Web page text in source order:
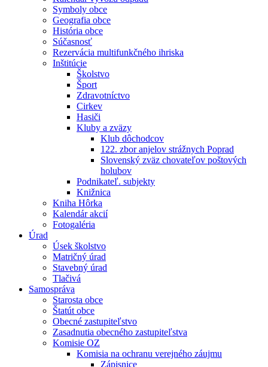
Symboly obce
Geografia obce
História obce
Súčasnosť
Rezervácia multifunkčného ihriska
Inštitúcie
Školstvo
Šport
Zdravotníctvo
Cirkev
Hasiči
Kluby a zväzy
Klub dôchodcov
122. zbor anjelov strážnych Poprad
Slovenský zväz chovateľov poštových
holubov
Podnikateľ. subjekty
Knižnica
Kniha Hôrka
Kalendár akcií
Fotogaléria
Úrad
Úsek školstvo
Matričný úrad
Stavebný úrad
Tlačivá
Samospráva
Starosta obce
Štatút obce
Obecné zastupiteľstvo
Zasadnutia obecného zastupiteľstva
Komisie OZ
Komisia na ochranu verejného záujmu
Zápisnice